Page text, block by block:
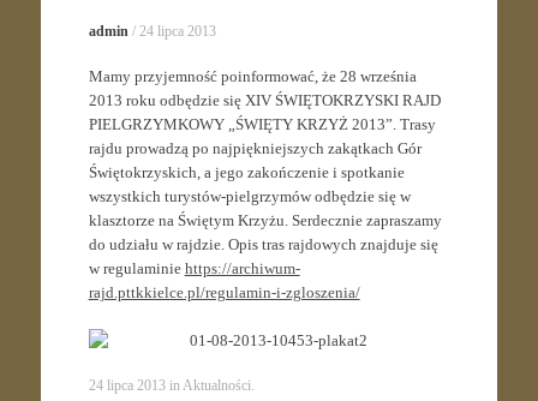
admin/ 24 lipca 2013
Mamy przyjemność poinformować, że 28 września
2013 roku odbędzie się XIV ŚWIĘTOKRZYSKI RAJD
PIELGRZYMKOWY „ŚWIĘTY KRZYŻ 2013”. Trasy
rajdu prowadzą po najpiękniejszych zakątkach Gór
Świętokrzyskich, a jego zakończenie i spotkanie
wszystkich turystów-pielgrzymów odbędzie się w
klasztorze na Świętym Krzyżu. Serdecznie zapraszamy
do udziału w rajdzie. Opis tras rajdowych znajduje się
w regulaminie https://archiwum-
rajd.pttkkielce.pl/regulamin-i-zgloszenia/
24 lipca 2013in Aktualności